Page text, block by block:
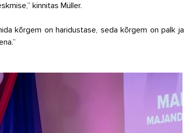
kinnitas Müller.
kõrgem on haridustase, seda kõrgem on palk ja